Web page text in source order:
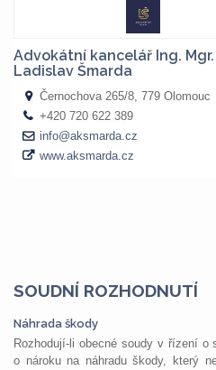
SOUDNÍ ROZHODNUTÍ
Náhrada škody
Rozhodují-li obecné soudy v řízení
o nároku na náhradu škody, který